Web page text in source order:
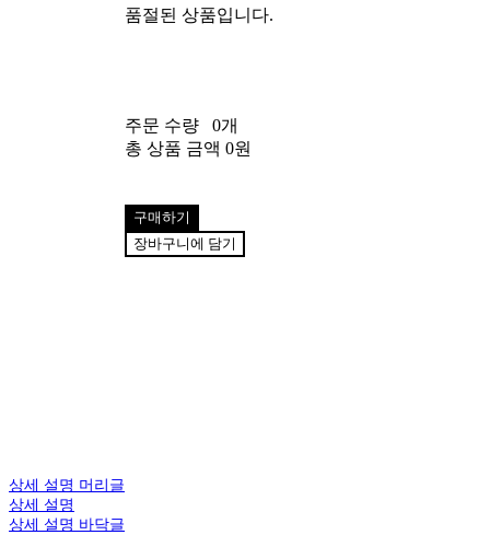
품절된 상품입니다.
주문 수량
0개
총 상품 금액 0원
구매하기
장바구니에 담기
상세 설명 머리글
상세 설명
상세 설명 바닥글